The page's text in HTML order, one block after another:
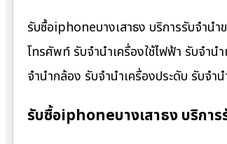
รับซื้อiphoneบางเสาธง บริการรับจำน
โทรศัพท์ รับจำนำเครื่องใช้ไฟฟ้า รับจำ
จำนำกล้อง รับจำนำเครื่องประดับ รับจำ
รับซื้อiphoneบางเสาธง บริกา